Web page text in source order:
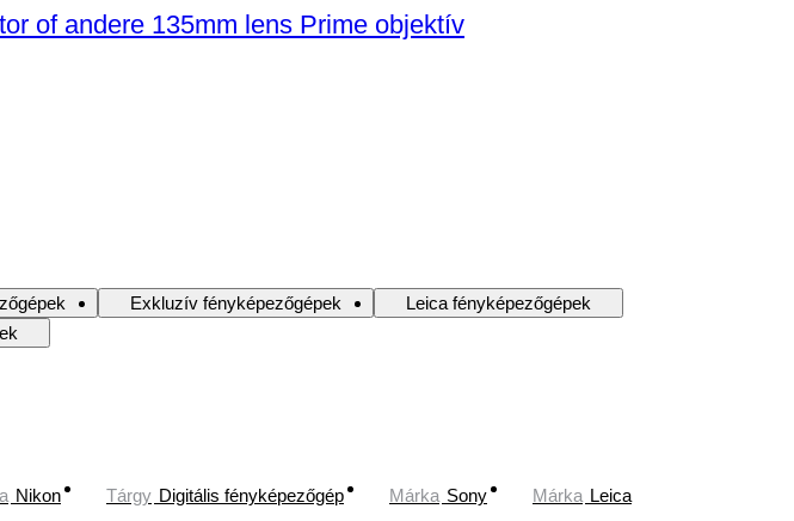
of andere 135mm lens Prime objektív
Exkluzív fényképezőgépek
Leica fényképezőgépek
Nikon Tárgy Digitális fényképezőgép Márka Sony Márka Leica